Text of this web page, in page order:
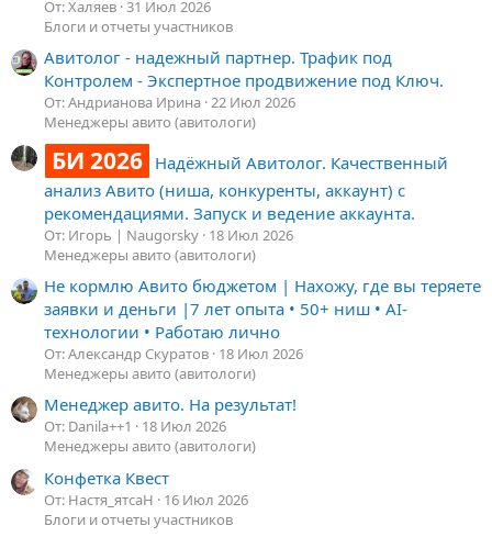
От: Халяев 31 Июл 2026
Блоги и отчеты участников
Авитолог - надежный партнер. Трафик под
Контролем - Экспертное продвижение под Ключ.
От: Андрианова Ирина 22 Июл 2026
Менеджеры авито (авитологи)
БИ 2026 Надёжный Авитолог. Качественный
анализ Авито (ниша, конкуренты, аккаунт) с
рекомендациями. Запуск и ведение аккаунта.
От: Игорь | Naugorsky 18 Июл 2026
Менеджеры авито (авитологи)
Не кормлю Авито бюджетом | Нахожу, где вы теряете
заявки и деньги |7 лет опыта • 50+ ниш • AI-
технологии • Работаю лично
От: Александр Скуратов 18 Июл 2026
Менеджеры авито (авитологи)
Менеджер авито. На результат!
От: Danila++1
18 Июл 2026
Менеджеры авито (авитологи)
Конфетка Квест
От: Настя_ятсаН
16 Июл 2026
Блоги и отчеты участников